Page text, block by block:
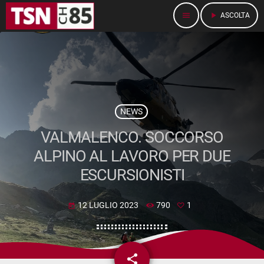
menu play_arrow ASCOLTA
NEWS
VALMALENCO. SOCCORSO
ALPINO AL LAVORO PER DUE
ESCURSIONISTI
today 12 LUGLIO 2023 790 1
share
email